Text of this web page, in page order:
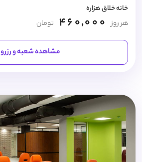
خانه خلاق هزاره
هر روز 460,000 تومان
مشاهده شعبه و رزرو